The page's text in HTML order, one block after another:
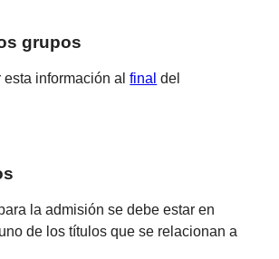
grupos
esta información alfinal del
la admisión se debe estar en
de los títulos que se relacionan a